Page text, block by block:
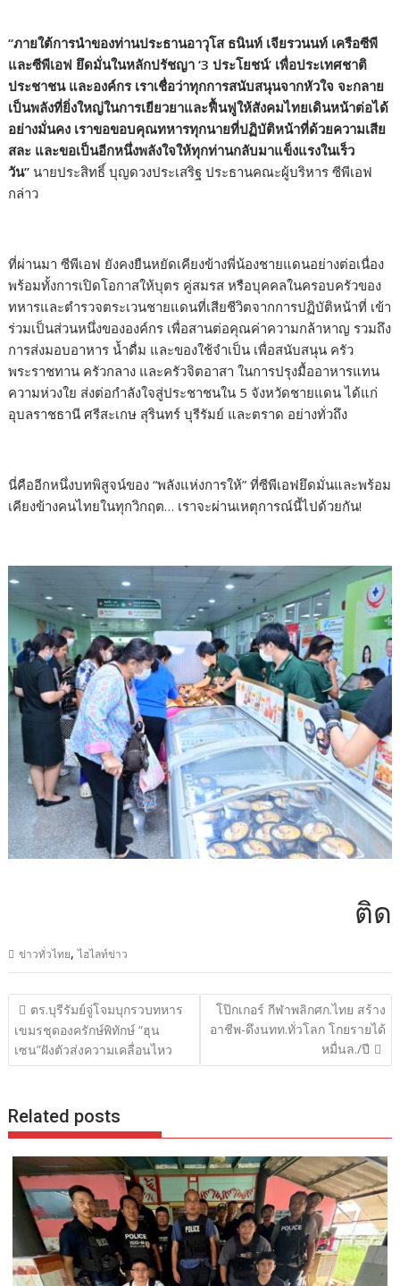
“ภายใต้การนำของท่านประธานอาวุโส ธนินท์ เจียรวนนท์ เครือซีพี
และซีพีเอฟ ยึดมั่นในหลักปรัชญา ‘3 ประโยชน์’ เพื่อประเทศชาติ
ประชาชน และองค์กร เราเชื่อว่าทุกการสนับสนุนจากหัวใจ จะกลาย
เป็นพลังที่ยิ่งใหญ่ในการเยียวยาและฟื้นฟูให้สังคมไทยเดินหน้าต่อได้
อย่างมั่นคง เราขอขอบคุณทหารทุกนายที่ปฏิบัติหน้าที่ด้วยความเสีย
สละ และขอเป็นอีกหนึ่งพลังใจให้ทุกท่านกลับมาแข็งแรงในเร็ว
วัน” นายประสิทธิ์ บุญดวงประเสริฐ ประธานคณะผู้บริหาร ซีพีเอฟ
กล่าว
ที่ผ่านมา ซีพีเอฟ ยังคงยืนหยัดเคียงข้างพี่น้องชายแดนอย่างต่อเนื่อง
พร้อมทั้งการเปิดโอกาสให้บุตร คู่สมรส หรือบุคคลในครอบครัวของ
ทหารและตำรวจตระเวนชายแดนที่เสียชีวิตจากการปฏิบัติหน้าที่ เข้า
ร่วมเป็นส่วนหนึ่งขององค์กร เพื่อสานต่อคุณค่าความกล้าหาญ รวมถึง
การส่งมอบอาหาร น้ำดื่ม และของใช้จำเป็น เพื่อสนับสนุน ครัว
พระราชทาน ครัวกลาง และครัวจิตอาสา ในการปรุงมื้ออาหารแทน
ความห่วงใย ส่งต่อกำลังใจสู่ประชาชนใน 5 จังหวัดชายแดน ได้แก่
อุบลราชธานี ศรีสะเกษ สุรินทร์ บุรีรัมย์ และตราด อย่างทั่วถึง
นี่คืออีกหนึ่งบทพิสูจน์ของ “พลังแห่งการให้” ที่ซีพีเอฟยึดมั่นและพร้อม
เคียงข้างคนไทยในทุกวิกฤต… เราจะผ่านเหตุการณ์นี้ไปด้วยกัน!
ติดต่อ
ข่าวทั่วไทย,ไฮไลท์ข่าว
แนะแนว
เรื่อง
ตร.บุรีรัมย์จู่โจมบุกรวบทหาร
เขมรชุดองครักษ์พิทักษ์ “ฮุน
เซน”ฝังตัวส่งความเคลื่อนไหว
โป๊กเกอร์ กีฬาพลิกศก.ไทย สร้าง
อาชีพ-ดึงนทท.ทั่วโลก โกยรายได้
หมื่นล./ปี
Related posts